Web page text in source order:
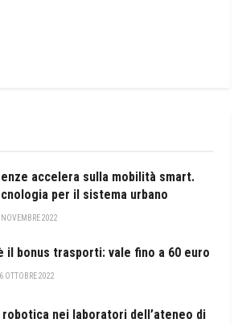
accelera sulla mobilità smart.
per il sistema urbano
2022
il bonus trasporti: vale fino a 60 euro
OTTOBRE 2022
robotica nei laboratori dell’ateneo di